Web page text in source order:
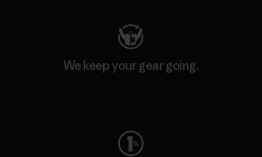
We keep your gear going.